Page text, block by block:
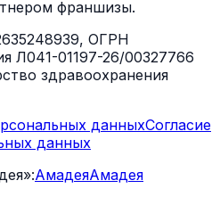
франшизы.
ОГРН
Л041-01197-26/00327766
здравоохранения
данныхСогласие
данных
АмадеяАмадея